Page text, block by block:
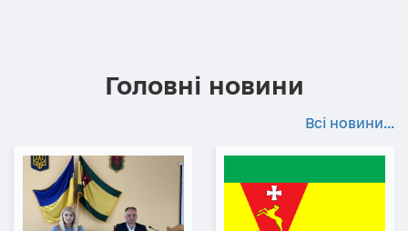
Головні новини
Всі новини...